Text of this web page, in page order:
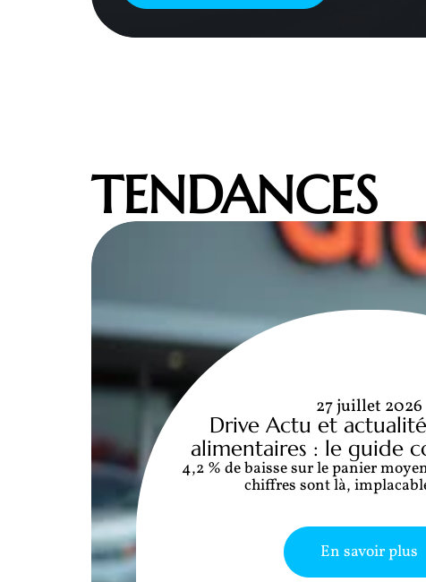
TENDANCES
Drive Actu et
alimentaires : le guide
4,2 % de baisse sur le panier
chiffres sont là,
27 juillet 2026
En savoir plus